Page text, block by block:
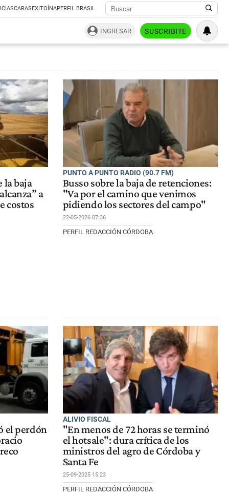
CARASEXITOÍNAPERFIL BRASIL
INGRESAR SUSCRIBITE
la baja
a
costos
PUNTO A PUNTO RADIO (90.7 FM)
Busso sobre la baja de retenciones:
"Va por el camino que venimos
pidiendo los sectores del campo"
22-05-2026 07:36
PERFIL REDACCIÓN CÓRDOBA
el perdón
ALIVIO FISCAL
"En menos de 72 horas se terminó
el hotsale": dura crítica de los
ministros del agro de Córdoba y
Santa Fe
25-09-2025 15:23
PERFIL REDACCIÓN CÓRDOBA